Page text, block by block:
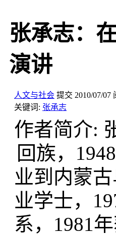
张承志：
演讲
人文与社会 提交 2010/07/07
关键词: 张承志
作者简介:
回族，
业到内蒙
业学士，
系，1981